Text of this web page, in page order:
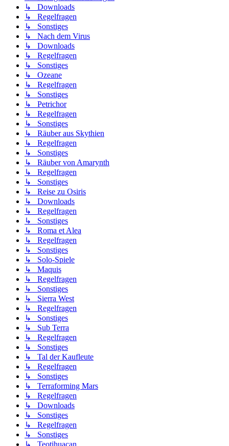
↳ Downloads
↳ Regelfragen
↳ Sonstiges
↳ Nach dem Virus
↳ Downloads
↳ Regelfragen
↳ Sonstiges
↳ Ozeane
↳ Regelfragen
↳ Sonstiges
↳ Petrichor
↳ Regelfragen
↳ Sonstiges
↳ Räuber aus Skythien
↳ Regelfragen
↳ Sonstiges
↳ Räuber von Amarynth
↳ Regelfragen
↳ Sonstiges
↳ Reise zu Osiris
↳ Downloads
↳ Regelfragen
↳ Sonstiges
↳ Roma et Alea
↳ Regelfragen
↳ Sonstiges
↳ Solo-Spiele
↳ Maquis
↳ Regelfragen
↳ Sonstiges
↳ Sierra West
↳ Regelfragen
↳ Sonstiges
↳ Sub Terra
↳ Regelfragen
↳ Sonstiges
↳ Tal der Kaufleute
↳ Regelfragen
↳ Sonstiges
↳ Terraforming Mars
↳ Regelfragen
↳ Downloads
↳ Sonstiges
↳ Regelfragen
↳ Sonstiges
↳ Teotihuacan